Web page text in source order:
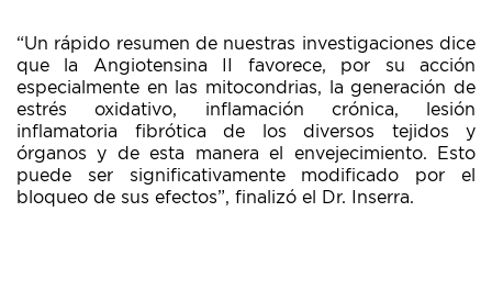
“Un rápido resumen de nuestras investigaciones dice
que la Angiotensina II favorece, por su acción
especialmente en las mitocondrias, la generación de
estrés oxidativo, inflamación crónica, lesión
inflamatoria fibrótica de los diversos tejidos y
órganos y de esta manera el envejecimiento. Esto
puede ser significativamente modificado por el
bloqueo de sus efectos”, finalizó el Dr. Inserra.